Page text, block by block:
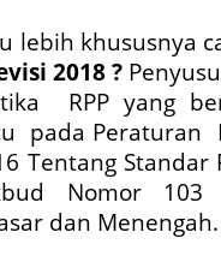
lebih khususnya
2018?
RPP yang
pada Peraturan
Tentang Standar
Nomor
dan Menengah.